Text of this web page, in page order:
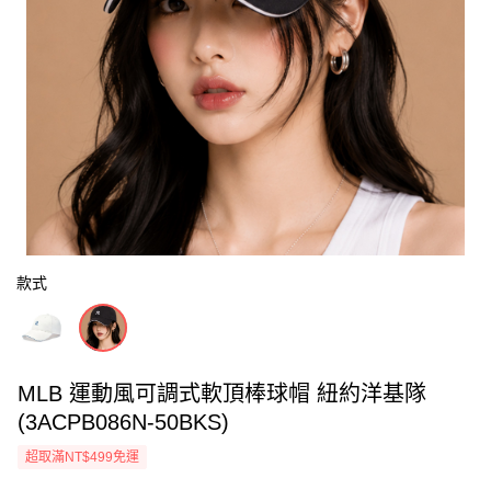
款式
MLB 運動風可調式軟頂棒球帽 紐約洋基隊
(3ACPB086N-50BKS)
超取滿NT$499免運